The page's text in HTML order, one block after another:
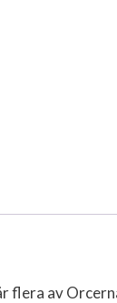
flera av